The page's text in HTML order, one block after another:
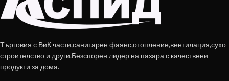
Търговия с ВиК части,санитарен фаянс,отопление,вентилация,сухо
строителство и други.Безспорен лидер на пазара с качествени
продукти за дома.